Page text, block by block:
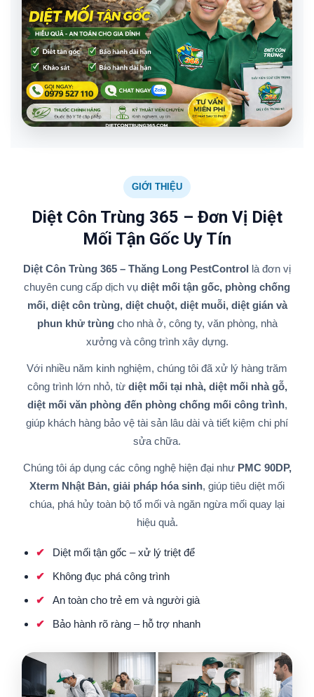
GIỚI THIỆU
Diệt Côn Trùng 365 – Đơn Vị Diệt
Mối Tận Gốc Uy Tín
Diệt Côn Trùng 365 – Thăng Long PestControl là đơn vị
chuyên cung cấp dịch vụ diệt mối tận gốc, phòng chống
mối, diệt côn trùng, diệt chuột, diệt muỗi, diệt gián và
phun khử trùngcho nhà ở, công ty, văn phòng, nhà
xưởng và công trình xây dựng.
Với nhiều năm kinh nghiệm, chúng tôi đã xử lý hàng trăm
công trình lớn nhỏ, từ diệt mối tại nhà, diệt mối nhà gỗ,
diệt mối văn phòng đến phòng chống mối công trình,
giúp khách hàng bảo vệ tài sản lâu dài và tiết kiệm chi phí
sửa chữa.
Chúng tôi áp dụng các công nghệ hiện đại như PMC 90DP,
Xterm Nhật Bản, giải pháp hóa sinh, giúp tiêu diệt mối
chúa, phá hủy toàn bộ tổ mối và ngăn ngừa mối quay lại
hiệu quả.
Diệt mối tận gốc – xử lý triệt để
Không đục phá công trình
An toàn cho trẻ em và người già
Bảo hành rõ ràng – hỗ trợ nhanh